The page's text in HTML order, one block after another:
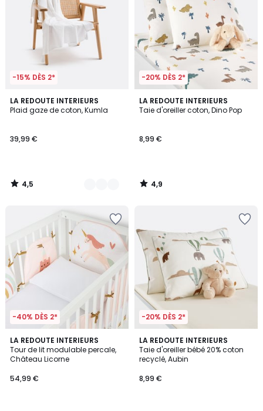
-15% DÈS 2*
LA REDOUTE INTERIEURS
Plaid gaze de coton, Kumla
39,99 €
4,5
/ 5
4
Couleurs
4,5
/
-20% DÈS 2*
LA REDOUTE INTERIEURS
Taie d'oreiller coton, Dino Pop
8,99 €
4,9
/ 5
4,9
/
-40% DÈS 2*
LA REDOUTE INTERIEURS
Tour de lit modulable percale,
Château Licorne
54,99 €
4
/
5
-20% DÈS 2*
LA REDOUTE INTERIEURS
Taie d'oreiller bébé 20% coton
recyclé, Aubin
8,99 €
5
/
5